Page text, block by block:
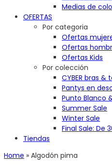
Medias de
OFERTAS
Por categoria
Ofertas
Ofertas
Ofertas Kids
Por colección
CYBER bras &
Pantys en
Punto Blanco
Summer Sale
Winter Sale
Final Sale: De
Tiendas
Home » Algodón pima